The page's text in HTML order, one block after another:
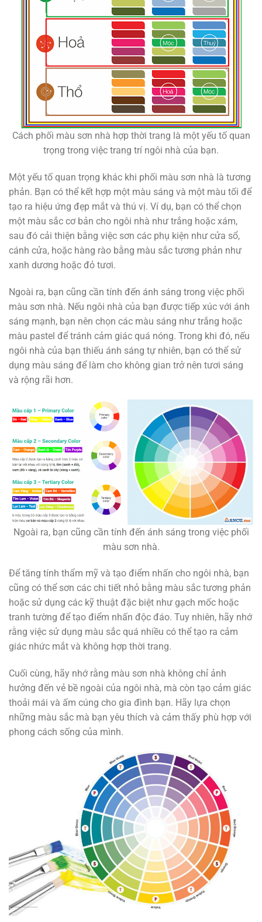
Cách phối màu sơn nhà hợp thời trang là một yếu tố quan
trọng trong việc trang trí ngôi nhà của bạn.
Một yếu tố quan trọng khác khi phối màu sơn nhà là tương
phản. Bạn có thể kết hợp một màu sáng và một màu tối để
tạo ra hiệu ứng đẹp mắt và thú vị. Ví dụ, bạn có thể chọn
một màu sắc cơ bản cho ngôi nhà như trắng hoặc xám,
sau đó cải thiện bằng việc sơn các phụ kiện như cửa sổ,
cánh cửa, hoặc hàng rào bằng màu sắc tương phản như
xanh dương hoặc đỏ tươi.
Ngoài ra, bạn cũng cần tính đến ánh sáng trong việc phối
màu sơn nhà. Nếu ngôi nhà của bạn được tiếp xúc với ánh
sáng mạnh, bạn nên chọn các màu sáng như trắng hoặc
màu pastel để tránh cảm giác quá nóng. Trong khi đó, nếu
ngôi nhà của bạn thiếu ánh sáng tự nhiên, bạn có thể sử
dụng màu sáng để làm cho không gian trở nên tươi sáng
và rộng rãi hơn.
Ngoài ra, bạn cũng cần tính đến ánh sáng trong việc phối
màu sơn nhà.
Để tăng tính thẩm mỹ và tạo điểm nhấn cho ngôi nhà, bạn
cũng có thể sơn các chi tiết nhỏ bằng màu sắc tương phản
hoặc sử dụng các kỹ thuật đặc biệt như gạch mốc hoặc
tranh tường để tạo điểm nhấn độc đáo. Tuy nhiên, hãy nhớ
rằng việc sử dụng màu sắc quá nhiều có thể tạo ra cảm
giác nhức mắt và không hợp thời trang.
Cuối cùng, hãy nhớ rằng màu sơn nhà không chỉ ảnh
hưởng đến vẻ bề ngoài của ngôi nhà, mà còn tạo cảm giác
thoải mái và ấm cúng cho gia đình bạn. Hãy lựa chọn
những màu sắc mà bạn yêu thích và cảm thấy phù hợp với
phong cách sống của mình.